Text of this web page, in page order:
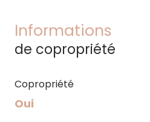
Informations
de copropriété
Copropriété
Oui